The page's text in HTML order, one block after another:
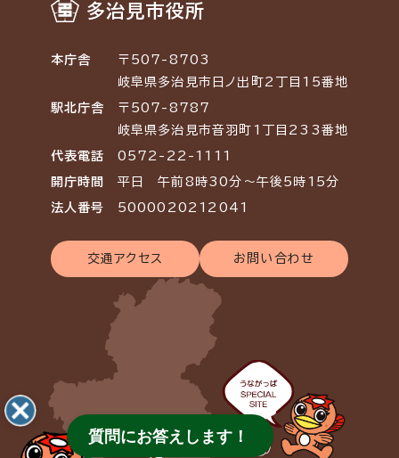
多治見市役所
本庁舎
〒507-8703
岐阜県多治見市日ノ出町2丁目15番地
駅北庁舎
〒507-8787
岐阜県多治見市音羽町1丁目233番地
代表電話 0572-22-1111
開庁時間 平日 午前8時30分～午後5時15分
法人番号 5000020212041
交通アクセス お問い合わせ
質問にお答えします！